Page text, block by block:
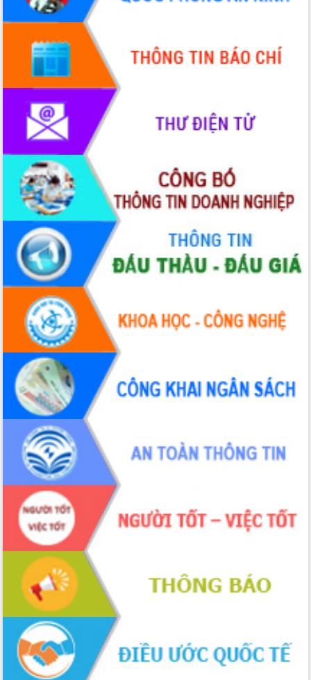
Đắk Lắk tập trung toàn lực khắc phục
tồn tại IUU, sẵn sàng làm việc với
Đoàn thanh tra EC
Chủ tịch UBND tỉnh Tạ Anh Tuấn thăm,
chúc mừng các bệnh viện nhân Ngày
Rộn ràng lễ hội truyền thống Sông
nước Đà Nông lần thứ I năm 2026
Kỳ họp Chuyên đề lần thứ Năm, HĐND
tỉnh Đắk Lắk thông qua các nghị quyết
quan trọng
Thống nhất danh sách giới thiệu ứng
cử đại biểu Quốc hội khoá XVI và đại
biểu HĐND tỉnh Đắk Lắk, nhiệm kỳ
2026-2031
Phát động hai phong trào thi đua quan
trọng trong kỷ nguyên mới
Hội nghị lần thứ tư Ban Chỉ đạo công
tác bầu cử tỉnh Đắk Lắk
Hội nghị Báo cáo viên Trung ương
tháng 01/2026
Phó Thủ tướng Hồ Quốc Dũng đánh giá
cao kết quả Chiến dịch Quang Trung
tại Đắk Lắk
Hội nghị Ban Chấp hành Đảng bộ tỉnh
Đắk Lắk lần thứ 2 (mở rộng)
Tập trung giải phóng mặt bằng, đẩy
nhanh tiến độ Tuyến đường bộ ven
biển
Gỡ khó, khởi công xây dựng, sửa chữa
toàn bộ nhà ở cho hộ dân đúng tiến độ
UBND tỉnh Đắk Lắk tổng kết công tác
quốc phòng, quân sự địa phương năm
2025
Tập trung triển khai quyết liệt, đồng bộ
các giải pháp nhằm thực hiện hiệu quả
các nhiệm vụ đề ra năm 2025
Phát huy vai trò của người có uy tín
trong phòng chống tảo hôn và hôn
nhân cận huyết thống
Nông sản Tây Nguyên thu hút doanh
nghiệp nước ngoài
Đắk Lắk định vị thương hiệu du lịch
“Biển – Rừng – Cà phê” trong không